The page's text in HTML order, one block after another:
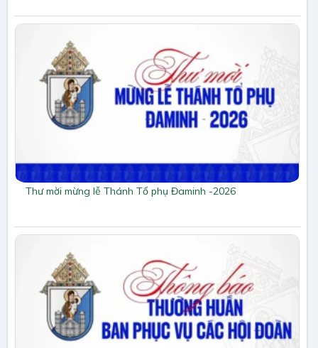
Thư mời mừng lễ Thánh Tổ phụ Đaminh -2026